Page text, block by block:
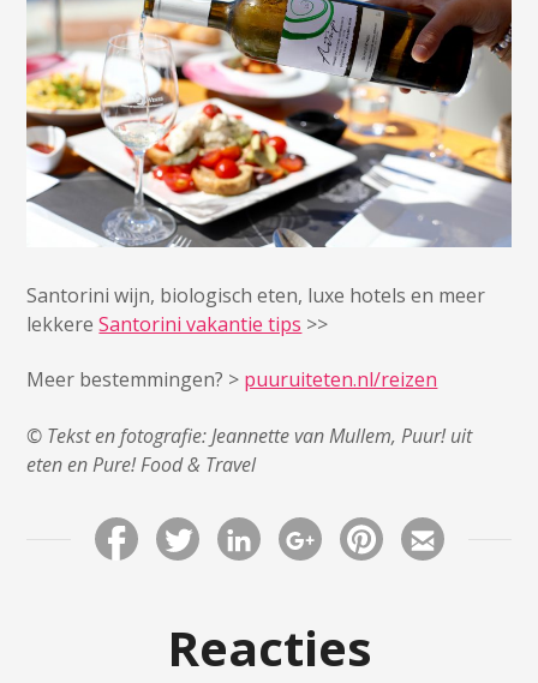
Santorini wijn, biologisch eten, luxe hotels en meer
lekkereSantorini vakantie tips >>
Meer bestemmingen? > puuruiteten.nl/reizen
© Tekst en fotografie: Jeannette van Mullem, Puur! uit
eten en Pure! Food & Travel
Reacties